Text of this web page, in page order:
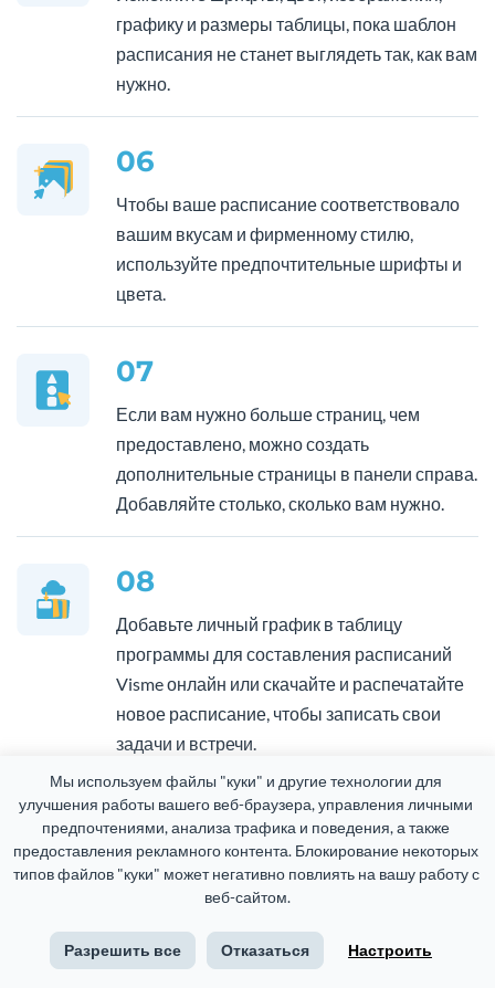
Мы используем файлы "куки" и другие технологии для
улучшения работы вашего веб-браузера, управления личными
предпочтениями, анализа трафика и поведения, а также
предоставления рекламного контента. Блокирование некоторых
типов файлов "куки" может негативно повлиять на вашу работу с
веб-сайтом.
Разрешить все Отказаться Настроить
графику и размеры таблицы, пока шаблон
расписания не станет выглядеть так, как вам
нужно.
06
Чтобы ваше расписание соответствовало
вашим вкусам и фирменному стилю,
используйте предпочтительные шрифты и
цвета.
07
Если вам нужно больше страниц, чем
предоставлено, можно создать
дополнительные страницы в панели справа.
Добавляйте столько, сколько вам нужно.
08
Добавьте личный график в таблицу
программы для составления расписаний
Visme онлайн или скачайте и распечатайте
новое расписание, чтобы записать свои
задачи и встречи.
Часто задаваемые вопросы